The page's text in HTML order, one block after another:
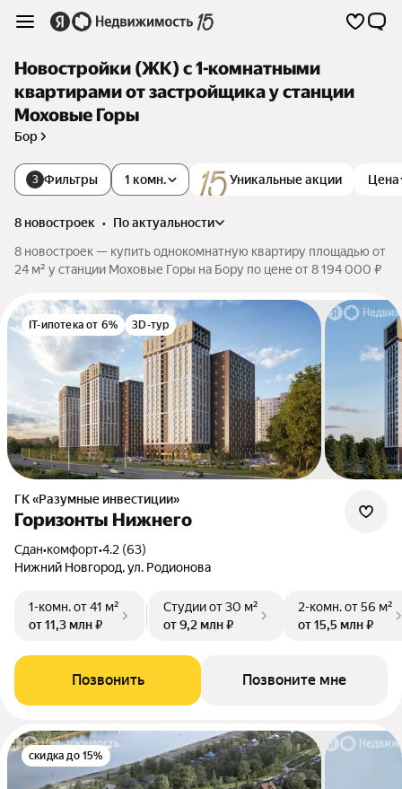
Новостройки (ЖК) с 1-комнатными
квартирами от застройщика у станции
Моховые Горы
Бор
3 Фильтры Уникальные акции Цена
1 комн.
8 новостроек •
по актуальности
8 новостроек — купить однокомнатную квартиру площадью от
24 м² у станции Моховые Горы на Бору по цене от 8 194 000 ₽
IT-ипотека от 6% 3D-тур
ГК «Разумные инвестиции»
Горизонты Нижнего
Сдан•комфорт•4.2 (63)
Нижний Новгород, ул. Родионова
1-комн.от 41 м²
от 11,3 млн ₽
Студииот 30 м²
от 9,2 млн ₽
2-комн.от 56 м²
от 15,5 млн ₽
Позвонить Позвоните мне
скидка до 15%